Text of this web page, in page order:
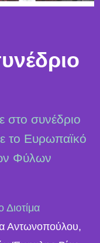
στο συνέδριο
το Ευρωπαϊκό
Φύλων
Διοτίμα
Αντωνοπούλου,